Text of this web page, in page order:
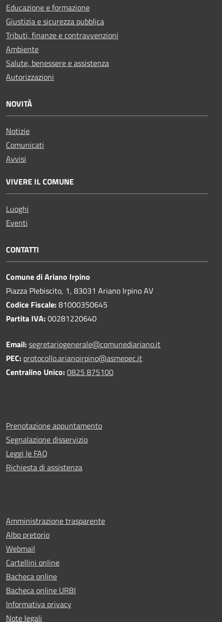
Educazione e formazione
Giustizia e sicurezza pubblica
Tributi, finanze e contravvenzioni
Ambiente
Salute, benessere e assistenza
Autorizzazioni
NOVITÀ
Notizie
Comunicati
Avvisi
VIVERE IL COMUNE
Luoghi
Eventi
CONTATTI
Comune di Ariano Irpino
Piazza Plebiscito, 1, 83031 Ariano Irpino AV
Codice Fiscale:81000350645
Partita IVA:00281220640
Email:segretariogenerale@comunediariano.it
PEC: protocollo.arianoirpino@asmepec.it
Centralino Unico:0825 875100
Prenotazione appuntamento
Segnalazione disservizio
Leggi le FAQ
Richiesta di assistenza
Amministrazione trasparente
Albo pretorio
Webmail
Cartellini online
Bacheca online
Bacheca online URBI
Informativa privacy
Note legali